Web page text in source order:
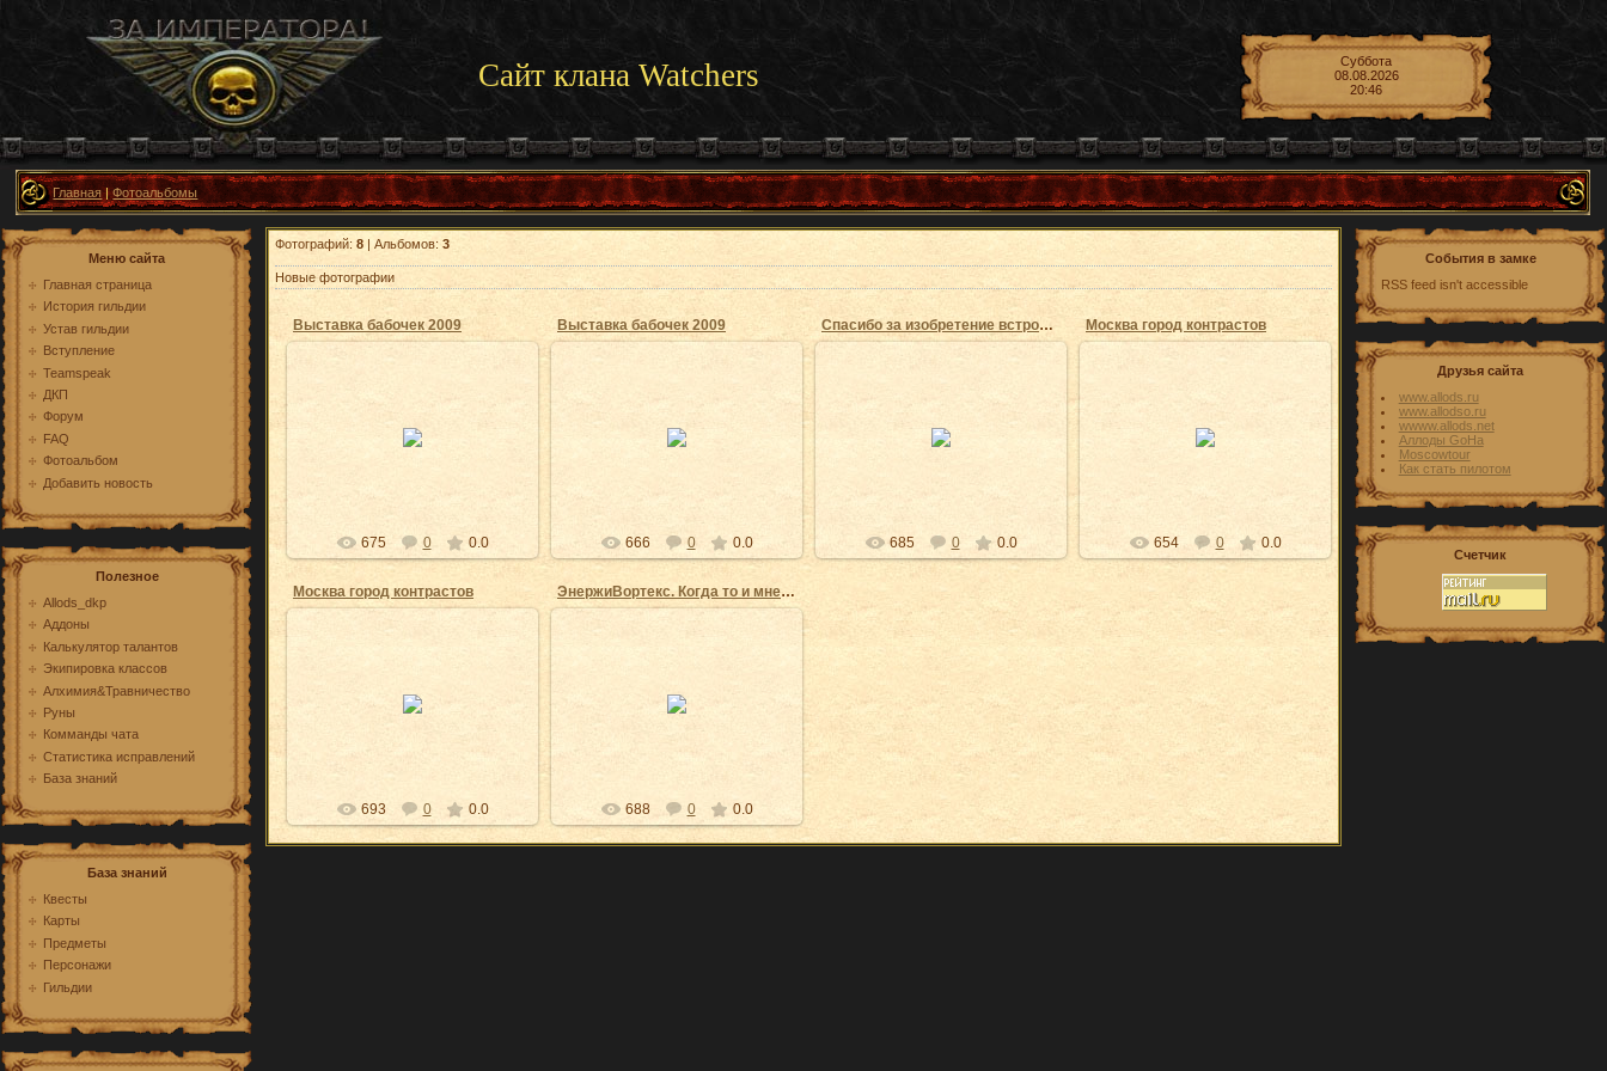
Сайт клана Watchers
Суббота
08.08.2026
20:46
Главная|Фотоальбомы
Меню сайта
Главная страница
История гильдии
Устав гильдии
Вступление
Teamspeak
ДКП
Форум
FAQ
Фотоальбом
Добавить новость
Полезное
Allods_dkp
Аддоны
Калькулятор талантов
Экипировка классов
Алхимия&Травничество
Руны
Комманды чата
Статистика исправлений
База знаний
База знаний
Квесты
Карты
Предметы
Персонажи
Гильдии
Фотографий: 8 | Альбомов: 3
Новые фотографии
Выставка бабочек 2009
29.10.2009
Вот где растят зергов для
starcraft2
675 0 0.0
Выставка бабочек 2009
С ними не забалуешь!
666 0 0.0
Спасибо за изобретение встроенных камер
И так все понятно...
685 0 0.0
Москва город контрастов
Храм Христа под другим углом
654 0 0.0
Москва город контрастов
Вид на памятник Петру №1
693 0 0.0
ЭнержиВортекс. Когда то и мне было 22...
мгновения. Раньше задор был, а
688 0 0.0
События в замке
RSS feed isn't accessible
Друзья сайта
www.allods.ru
www.allodso.ru
wwww.allods.net
Аллоды GoHa
Moscowtour
Как стать пилотом
Счетчик